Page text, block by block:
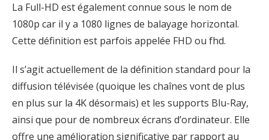
La Full-HD est également connue sous le nom de
1080p car il y a 1080 lignes de balayage horizontal.
Cette définition est parfois appelée FHD ou fhd.
Il s’agit actuellement de la définition standard pour la
diffusion télévisée (quoique les chaînes vont de plus
en plus sur la 4K désormais) et les supports Blu-Ray,
ainsi que pour de nombreux écrans d’ordinateur. Elle
offre une amélioration significative par rapport au